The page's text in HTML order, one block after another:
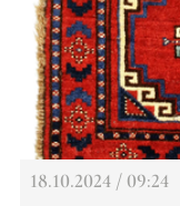
18.10.2024 / 09:24